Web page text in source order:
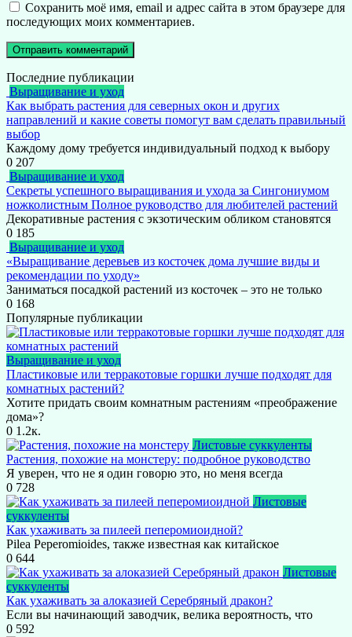
Сохранить моё имя, email и адрес сайта в этом браузере для
последующих моих комментариев.
Последние публикации
Выращивание и уход
Как выбрать растения для северных окон и других
направлений и какие советы помогут вам сделать правильный
выбор
Каждому дому требуется индивидуальный подход к выбору
0 207
Выращивание и уход
Секреты успешного выращивания и ухода за Сингониумом
ножколистным Полное руководство для любителей растений
Декоративные растения с экзотическим обликом становятся
0 185
Выращивание и уход
«Выращивание деревьев из косточек дома лучшие виды и
рекомендации по уходу»
Заниматься посадкой растений из косточек – это не только
0 168
Популярные публикации
Выращивание и уход
Пластиковые или терракотовые горшки лучше подходят для
комнатных растений?
Хотите придать своим комнатным растениям «преображение
дома»?
0 1.2к.
Листовые суккуленты
Растения, похожие на монстеру: подробное руководство
Я уверен, что не я один говорю это, но меня всегда
0 728
Листовые
суккуленты
Как ухаживать за пилеей пеперомиоидной?
Pilea Peperomioides, также известная как китайское
0 644
Листовые
суккуленты
Как ухаживать за алоказией Серебряный дракон?
Если вы начинающий заводчик, велика вероятность, что
0 592